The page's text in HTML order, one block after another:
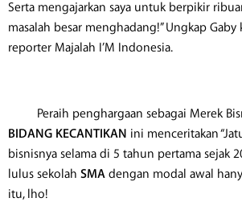
Serta mengajarkan saya untuk berpikir
masalah besar menghadang!” Ungkap Gaby
reporter Majalah I’M Indonesia.
Peraih penghargaan sebagai Merek
BIDANG KECANTIKAN ini menceritakan
bisnisnya selama di 5 tahun pertama sejak
lulus sekolah SMA dengan modal awal
itu, lho!